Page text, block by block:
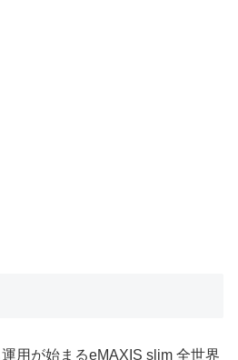
用が始まるeMAXIS slim 全世界